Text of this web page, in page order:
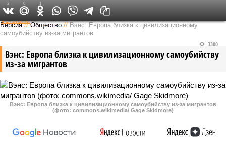
Федеральный выпуск
Версия //Общество //Вэнс: Европа близка к цивилизационному
самоубийству из-за мигрантов
Вэнс: Европа близка к цивилизационному самоубийству
из-за мигрантов
3300
Вэнс: Европа близка к цивилизационному самоубийству из-за мигрантов
(фото: commons.wikimedia/ Gage Skidmore)
2 0 1